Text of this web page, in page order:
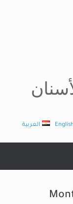
العربية English